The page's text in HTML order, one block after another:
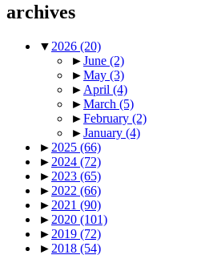
archives
▼ 2026 (20)
►June (2)
►May (3)
► April (4)
►March (5)
►February (2)
►January (4)
► 2025 (66)
► 2024 (72)
► 2023 (65)
► 2022 (66)
► 2021 (90)
► 2020 (101)
► 2019 (72)
► 2018 (54)